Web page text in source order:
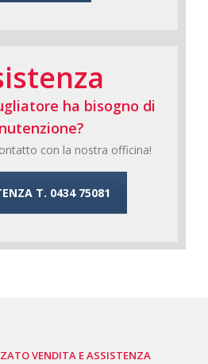
ha bisogno di
con la nostra officina!
T. 0434 75081
VENDITA E ASSISTENZA